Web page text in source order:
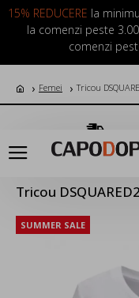
15% REDUCERE la
la comenzi peste
comenzi
LOGIN
Femei Tricou
Transport Gratuit
Tricou
SUMMER SALE